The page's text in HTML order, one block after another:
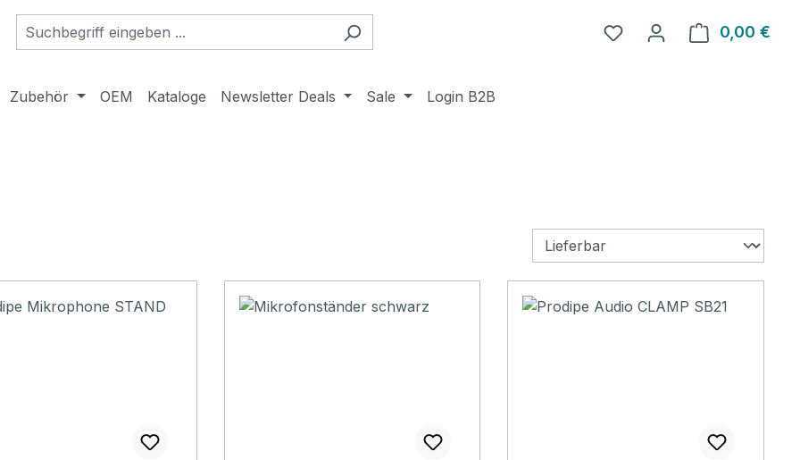
0,00 €
Zubehör OEM Kataloge Newsletter Deals Sale Login B2B